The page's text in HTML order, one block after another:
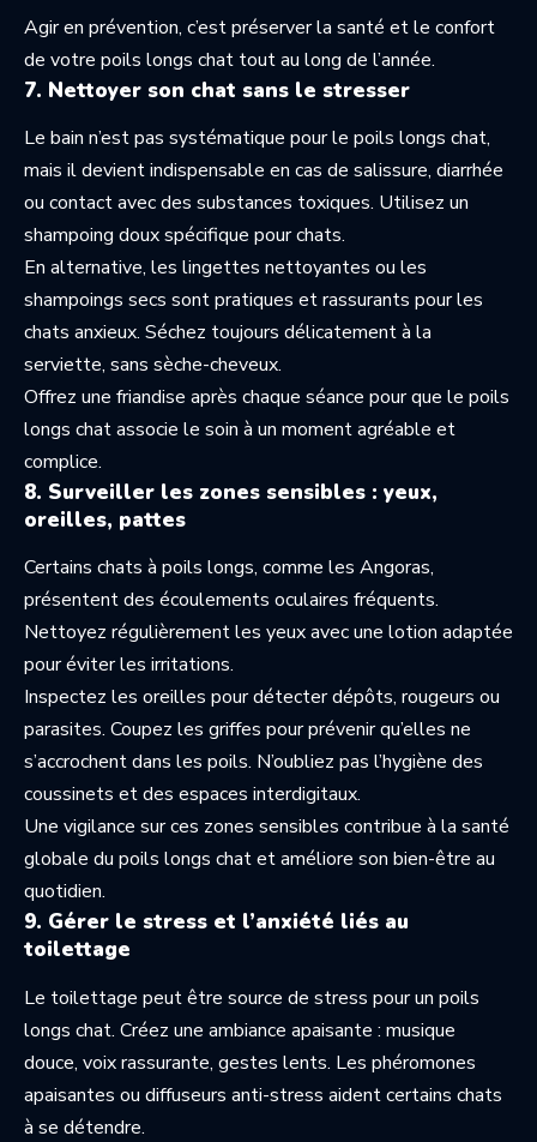
Agir en prévention, c’est préserver la santé et le confort
de votre poils longs chat tout au long de l’année.
7. Nettoyer son chat sans le stresser
Le bain n’est pas systématique pour le poils longs chat,
mais il devient indispensable en cas de salissure, diarrhée
ou contact avec des substances toxiques. Utilisez un
shampoing doux spécifique pour chats.
En alternative, les lingettes nettoyantes ou les
shampoings secs sont pratiques et rassurants pour les
chats anxieux. Séchez toujours délicatement à la
serviette, sans sèche-cheveux.
Offrez une friandise après chaque séance pour que le poils
longs chat associe le soin à un moment agréable et
complice.
8. Surveiller les zones sensibles : yeux,
oreilles, pattes
Certains chats à poils longs, comme les Angoras,
présentent des écoulements oculaires fréquents.
Nettoyez régulièrement les yeux avec une lotion adaptée
pour éviter les irritations.
Inspectez les oreilles pour détecter dépôts, rougeurs ou
parasites. Coupez les griffes pour prévenir qu’elles ne
s’accrochent dans les poils. N’oubliez pas l’hygiène des
coussinets et des espaces interdigitaux.
Une vigilance sur ces zones sensibles contribue à la santé
globale du poils longs chat et améliore son bien-être au
quotidien.
9. Gérer le stress et l’anxiété liés au
toilettage
Le toilettage peut être source de stress pour un poils
longs chat. Créez une ambiance apaisante : musique
douce, voix rassurante, gestes lents. Les phéromones
apaisantes ou diffuseurs anti-stress aident certains chats
à se détendre.